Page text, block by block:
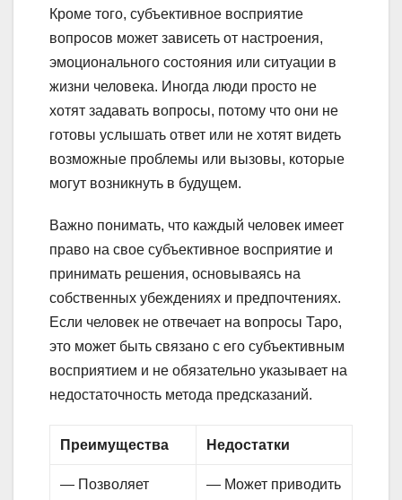
Кроме того, субъективное восприятие
вопросов может зависеть от настроения,
эмоционального состояния или ситуации в
жизни человека. Иногда люди просто не
хотят задавать вопросы, потому что они не
готовы услышать ответ или не хотят видеть
возможные проблемы или вызовы, которые
могут возникнуть в будущем.
Важно понимать, что каждый человек имеет
право на свое субъективное восприятие и
принимать решения, основываясь на
собственных убеждениях и предпочтениях.
Если человек не отвечает на вопросы Таро,
это может быть связано с его субъективным
восприятием и не обязательно указывает на
недостаточность метода предсказаний.
Преимущества Недостатки
— Позволяет
— Может приводить